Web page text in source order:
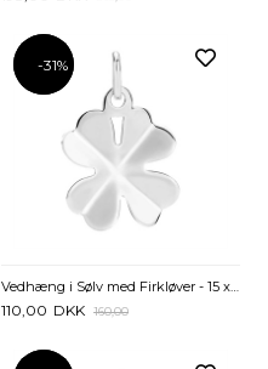
-31%
-31%
Vedhæng i Sølv med Firkløver - 15 x 15 mm
110,00 DKK 160,00